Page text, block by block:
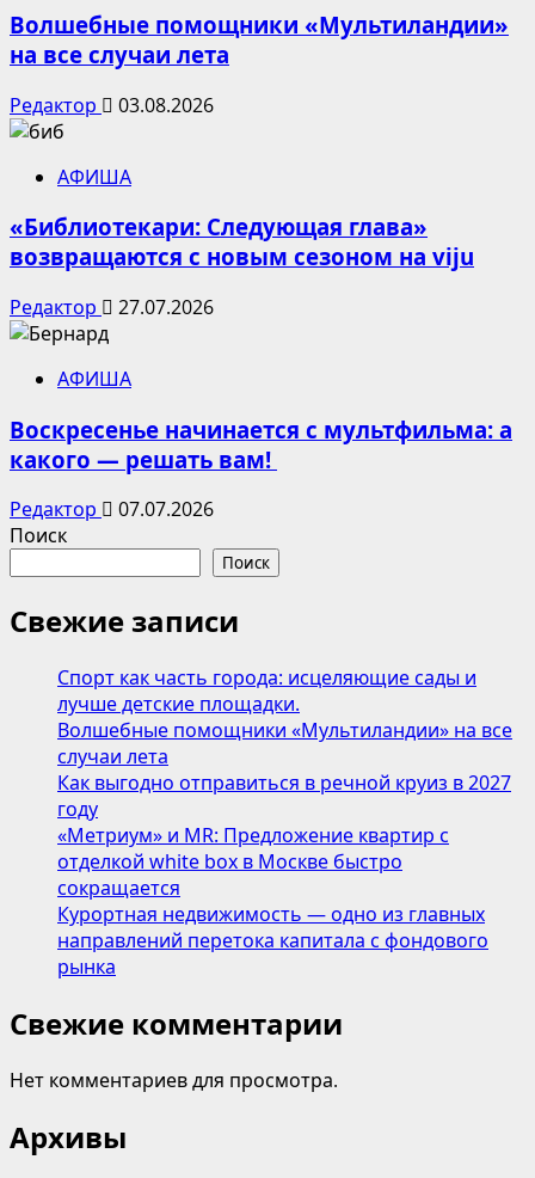
Волшебные помощники «Мультиландии»
на все случаи лета
Редактор 03.08.2026
АФИША
«Библиотекари: Следующая глава»
возвращаются с новым сезоном на viju
Редактор 27.07.2026
АФИША
Воскресенье начинается с мультфильма: а
какого — решать вам!
Редактор
07.07.2026
Поиск
Поиск
Свежие записи
Спорт как часть города: исцеляющие сады и
лучше детские площадки.
Волшебные помощники «Мультиландии» на все
случаи лета
Как выгодно отправиться в речной круиз в 2027
году
«Метриум» и MR: Предложение квартир с
отделкой white box в Москве быстро
сокращается
Курортная недвижимость — одно из главных
направлений перетока капитала с фондового
рынка
Свежие комментарии
Нет комментариев для просмотра.
Архивы